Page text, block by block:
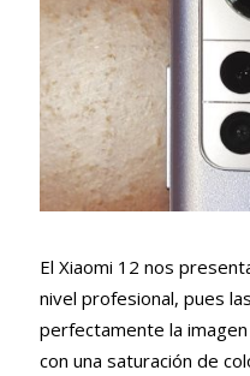
El Xiaomi 12 nos
nivel profesional, pues
perfectamente la
con una saturación de